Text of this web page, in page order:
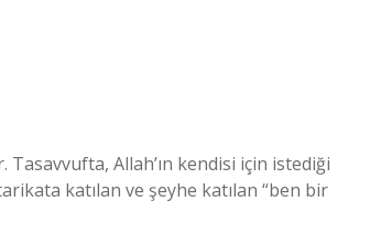
Allah’ın kendisi için istediği
katılan ve şeyhe katılan “ben bir